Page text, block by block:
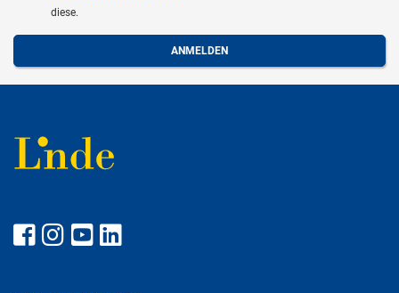
diese.